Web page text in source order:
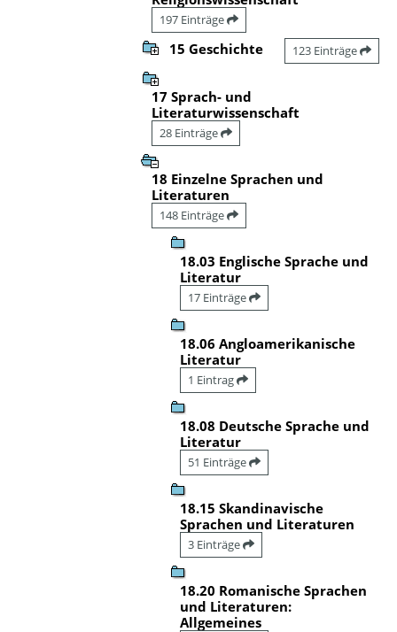
197 Einträge
15 Geschichte 123 Einträge
17 Sprach- und
Literaturwissenschaft
28 Einträge
18 Einzelne Sprachen und
Literaturen
148 Einträge
18.03 Englische Sprache und
Literatur
17 Einträge
18.06 Angloamerikanische
Literatur
1 Eintrag
18.08 Deutsche Sprache und
Literatur
51 Einträge
18.15 Skandinavische
Sprachen und Literaturen
3 Einträge
18.20 Romanische Sprachen
und Literaturen:
Allgemeines